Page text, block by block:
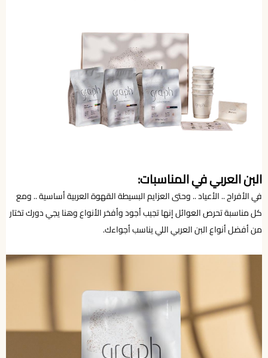
البن العربي في المناسبات:
في الأفراح .. الأعياد .. وحتى العزايم البسيطة القهوة العربية أساسية .. ومع
كل مناسبة تحرص العوائل إنها تجيب أجود وأفخر الأنواع وهنا يجي دورك تختار
من أفضل أنواع البن العربي اللي يناسب أجواءك.